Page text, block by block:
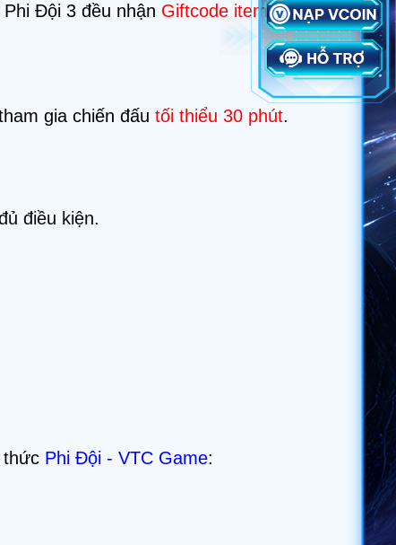
Đội 3 đều nhận Giftcode item
gia chiến đấu tối thiểu 30 phút.
điều kiện.
thức Phi Đội - VTC Game: